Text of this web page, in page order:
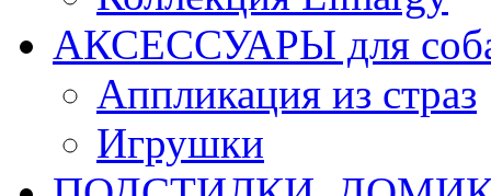
АКСЕССУАРЫ для
Аппликация из страз
Игрушки